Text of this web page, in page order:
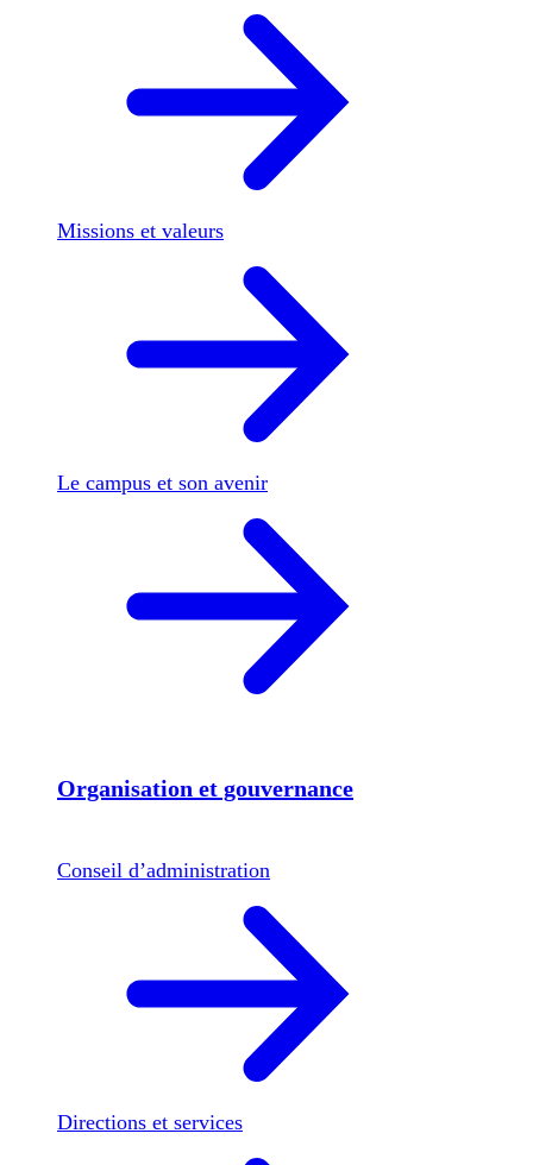
Missions et valeurs
Le campus et son avenir
Organisation et gouvernance
Conseil d’administration
Directions et services